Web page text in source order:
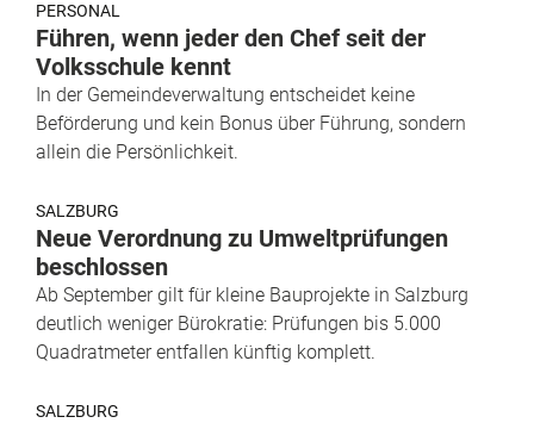
PERSONAL
Führen, wenn jeder den Chef seit der
Volksschule kennt
In der Gemeindeverwaltung entscheidet keine
Beförderung und kein Bonus über Führung, sondern
allein die Persönlichkeit.
SALZBURG
Neue Verordnung zu Umweltprüfungen
beschlossen
Ab September gilt für kleine Bauprojekte in Salzburg
deutlich weniger Bürokratie: Prüfungen bis 5.000
Quadratmeter entfallen künftig komplett.
SALZBURG